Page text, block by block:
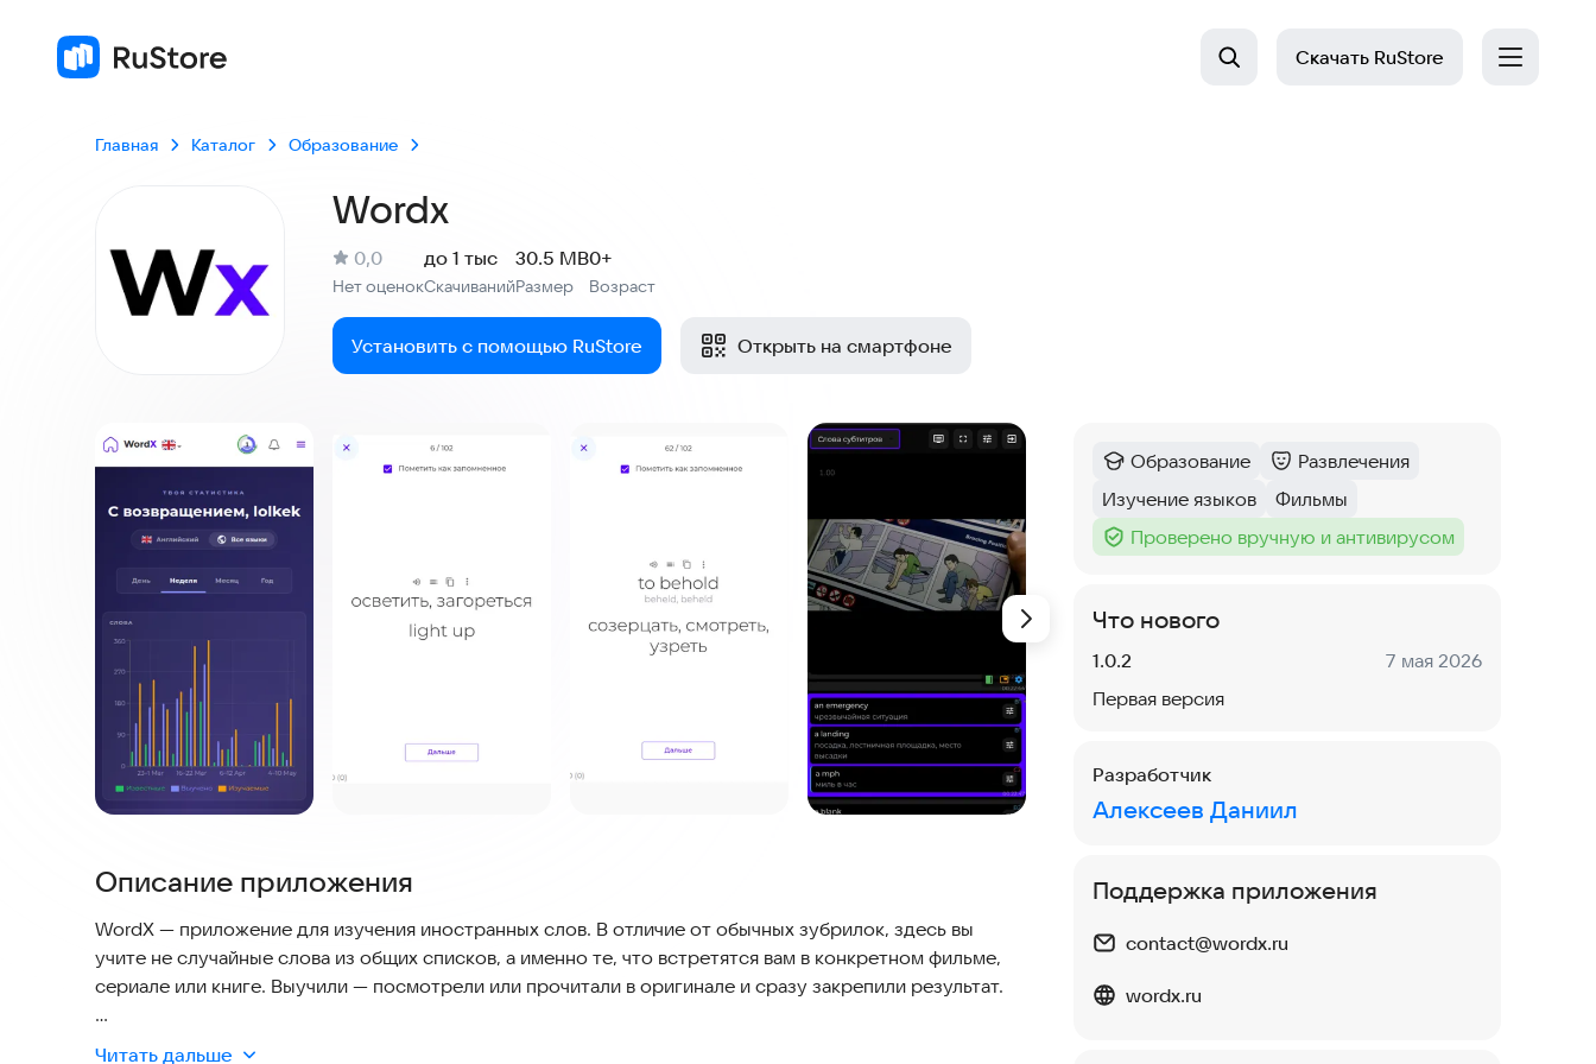
Скачать RuStore
Главная Каталог Образование
Wordx
Рейтинг:
0,0
Нет оценокСкачиваний
до 1 тыс
Размер
30.5 MB
Возраст
0+
Установить с помощью RuStore Открыть на смартфоне
Описание приложения
WordX — приложение для изучения иностранных слов. В отличие от обычных зубрилок, здесь вы
учите не случайные слова из общих списков, а именно те, что встретятся вам в конкретном фильме,
сериале или книге. Выучили — посмотрели или прочитали в оригинале и сразу закрепили результат.
Доступны английский, немецкий, французский, испанский и русский.
Читать дальше
Категория:
Образование
Категория :
Развлечения
Тег:
Изучение языков
Тег:
Фильмы
Тег :
Проверено вручную и антивирусом
Что нового
Версия:
1.0.2 Дата:
7 мая 2026
Первая версия
Разработчик
Алексеев Даниил
Поддержка приложения
contact@wordx.ru
wordx.ru